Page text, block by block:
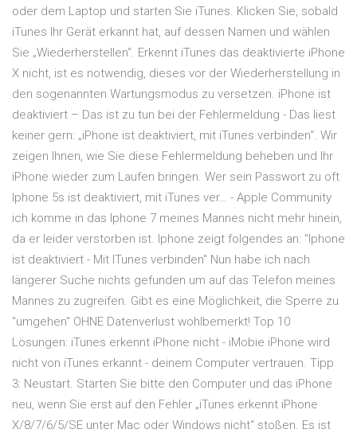
oder dem Laptop und starten Sie iTunes. Klicken Sie, sobald
iTunes Ihr Gerät erkannt hat, auf dessen Namen und wählen
Sie „Wiederherstellen“. Erkennt iTunes das deaktivierte iPhone
X nicht, ist es notwendig, dieses vor der Wiederherstellung in
den sogenannten Wartungsmodus zu versetzen. iPhone ist
deaktiviert – Das ist zu tun bei der Fehlermeldung - Das liest
keiner gern: „iPhone ist deaktiviert, mit iTunes verbinden“. Wir
zeigen Ihnen, wie Sie diese Fehlermeldung beheben und Ihr
iPhone wieder zum Laufen bringen. Wer sein Passwort zu oft
Iphone 5s ist deaktiviert, mit iTunes ver… - Apple Community
ich komme in das Iphone 7 meines Mannes nicht mehr hinein,
da er leider verstorben ist. Iphone zeigt folgendes an: "Iphone
ist deaktiviert - Mit ITunes verbinden" Nun habe ich nach
längerer Suche nichts gefunden um auf das Telefon meines
Mannes zu zugreifen. Gibt es eine Möglichkeit, die Sperre zu
"umgehen" OHNE Datenverlust wohlbemerkt! Top 10
Lösungen: iTunes erkennt iPhone nicht - iMobie iPhone wird
nicht von iTunes erkannt - deinem Computer vertrauen. Tipp
3: Neustart. Starten Sie bitte den Computer und das iPhone
neu, wenn Sie erst auf den Fehler „iTunes erkennt iPhone
X/8/7/6/5/SE unter Mac oder Windows nicht“ stoßen. Es ist